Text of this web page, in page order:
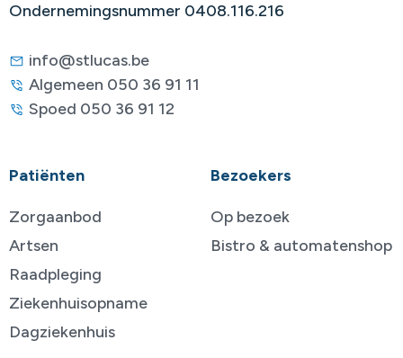
Ondernemingsnummer 0408.116.216
info@stlucas.be
Algemeen 050 36 91 11
Spoed 050 36 91 12
Patiënten
Zorgaanbod
Artsen
Raadpleging
Ziekenhuisopname
Dagziekenhuis
Bezoekers
Op bezoek
Bistro & automatenshop